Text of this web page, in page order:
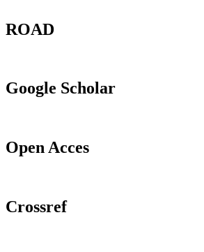
ROAD
Google Scholar
Open Acces
Crossref